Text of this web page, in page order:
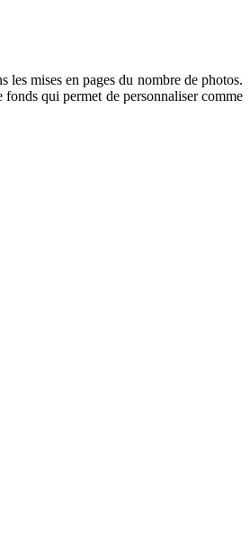
mises en pages du nombre de photos.
qui permet de personnaliser comme